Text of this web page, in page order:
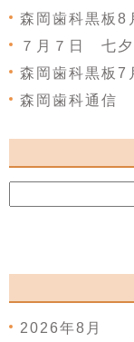
森岡歯科黒板8
７月７日 七
森岡歯科黒板7
森岡歯科通信
2026年8月